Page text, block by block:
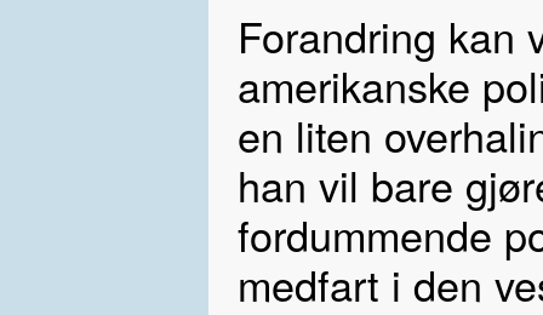
Forandring kan
amerikanske
en liten
han vil bare
fordummende
medfart i den